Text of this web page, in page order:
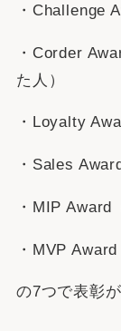
・Challenge
・Corder
た人）
・Loyalty
・Sales
・MIP Award
・MVP
の7つで表彰